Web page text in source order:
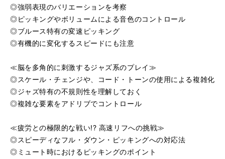
◎強弱表現のバリエーションを考察
◎ピッキングやボリュームによる音色のコントロール
◎ブルース特有の変速ピッキング
◎有機的に変化するスピードにも注意
≪脳を多角的に刺激するジャズ系のプレイ≫
◎スケール・チェンジや、コード・トーンの使用による複雑化
◎ジャズ特有の不規則性を理解しておく
◎複雑な要素をアドリブでコントロール
≪疲労との極限的な戦い!? 高速リフへの挑戦≫
◎スピーディなフル・ダウン・ピッキングへの対応法
◎ミュート時におけるピッキングのポイント